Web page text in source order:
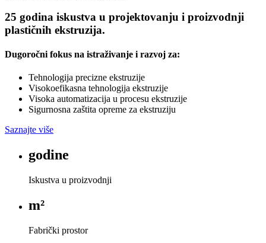
25 godina iskustva u projektovanju i proizvodnji
plastičnih ekstruzija.
Dugoročni fokus na istraživanje i razvoj za:
Tehnologija precizne ekstruzije
Visokoefikasna tehnologija ekstruzije
Visoka automatizacija u procesu ekstruzije
Sigurnosna zaštita opreme za ekstruziju
Saznajte više
godine
Iskustva u proizvodnji
m²
Fabrički prostor